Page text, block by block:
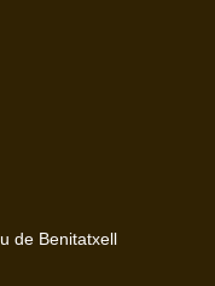
de Benitatxell